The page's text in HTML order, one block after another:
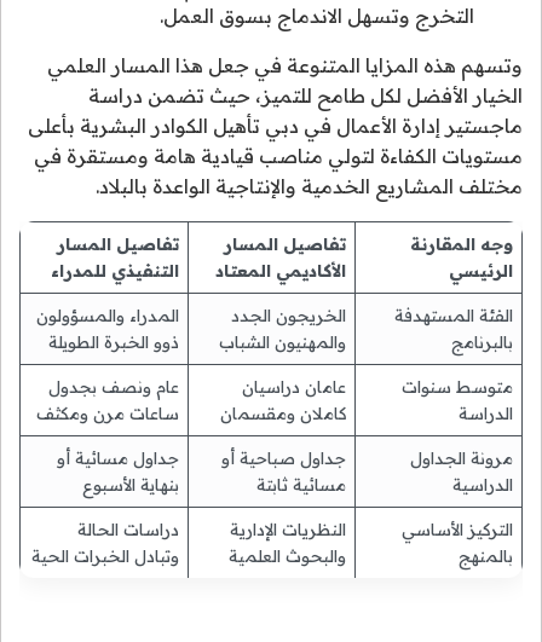
التخرج وتسهل الاندماج بسوق العمل.
وتسهم هذه المزايا المتنوعة في جعل هذا المسار العلمي
الخيار الأفضل لكل طامح للتميز، حيث تضمن دراسة
ماجستير إدارة الأعمال في دبي تأهيل الكوادر البشرية بأعلى
مستويات الكفاءة لتولي مناصب قيادية هامة ومستقرة في
مختلف المشاريع الخدمية والإنتاجية الواعدة بالبلاد.
وجه المقارنة
الرئيسي
تفاصيل المسار
الأكاديمي المعتاد
تفاصيل المسار
التنفيذي للمدراء
الفئة المستهدفة
بالبرنامج
الخريجون الجدد
والمهنيون الشباب
المدراء والمسؤولون
ذوو الخبرة الطويلة
متوسط سنوات
الدراسة
عامان دراسيان
كاملان ومقسمان
عام ونصف بجدول
ساعات مرن ومكثف
مرونة الجداول
الدراسية
جداول صباحية أو
مسائية ثابتة
جداول مسائية أو
بنهاية الأسبوع
التركيز الأساسي
بالمنهج
النظريات الإدارية
والبحوث العلمية
دراسات الحالة
وتبادل الخبرات الحية